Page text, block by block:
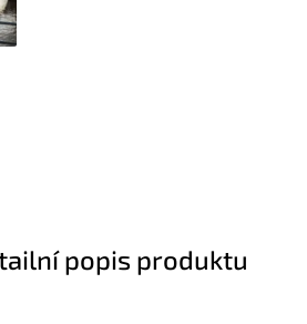
popis produktu